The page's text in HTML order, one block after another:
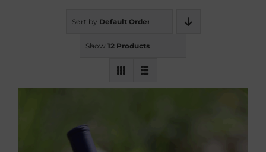
Sort by Default Order
Show 12 Products